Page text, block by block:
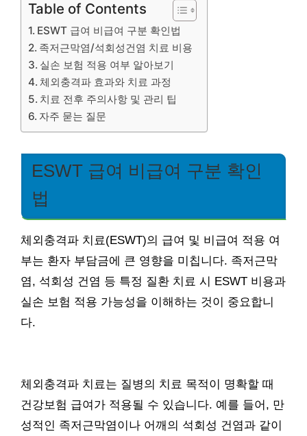
Table of Contents
ESWT 급여 비급여 구분 확인법
족저근막염/석회성건염 치료 비용
실손 보험 적용 여부 알아보기
체외충격파 효과와 치료 과정
치료 전후 주의사항 및 관리 팁
자주 묻는 질문
ESWT 급여 비급여 구분 확인
법
체외충격파 치료(ESWT)의 급여 및 비급여 적용 여
부는 환자 부담금에 큰 영향을 미칩니다. 족저근막
염, 석회성 건염 등 특정 질환 치료 시 ESWT 비용과
실손 보험 적용 가능성을 이해하는 것이 중요합니
다.
체외충격파 치료는 질병의 치료 목적이 명확할 때
건강보험 급여가 적용될 수 있습니다. 예를 들어, 만
성적인 족저근막염이나 어깨의 석회성 건염과 같이